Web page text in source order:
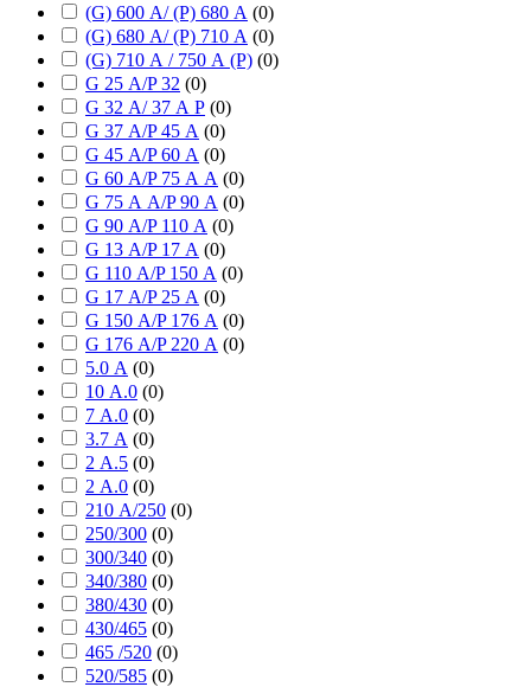
(G) 600 А/ (P) 680 А (0)
(G) 680 А/ (P) 710 А (0)
(G) 710 А / 750 А (P) (0)
G 25 А/P 32 (0)
G 32 А/ 37 А P (0)
G 37 А/P 45 А (0)
G 45 А/P 60 А (0)
G 60 А/P 75 А А (0)
G 75 А А/P 90 А (0)
G 90 А/P 110 А (0)
G 13 А/P 17 А (0)
G 110 А/P 150 А (0)
G 17 А/P 25 А (0)
G 150 А/P 176 А (0)
G 176 А/P 220 А (0)
5.0 А (0)
10 А.0 (0)
7 А.0 (0)
3.7 А (0)
2 А.5 (0)
2 А.0 (0)
210 А/250 (0)
250/300 (0)
300/340 (0)
340/380 (0)
380/430 (0)
430/465 (0)
465 /520 (0)
520/585 (0)